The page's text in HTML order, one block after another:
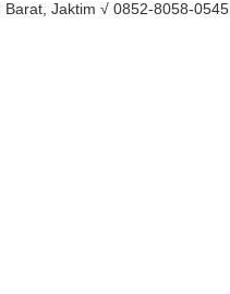
Jaktim √ 0852-8058-0545